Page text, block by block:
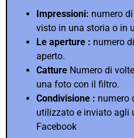
Impressioni: numero
visto in una storia o in
Le aperture : numero
aperto.
Catture Numero di
una foto con il filtro.
Condivisione : numero
utilizzato e inviato agli
Facebook